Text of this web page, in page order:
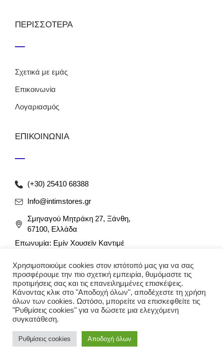
ΠΕΡΙΣΣΟΤΕΡΑ
Σχετικά με εμάς
Επικοινωνία
Λογαριασμός
ΕΠΙΚΟΙΝΩΝΙΑ
(+30) 25410 68388
Info@intimstores.gr
Σμηναγού Μητράκη 27, Ξάνθη,
67100, Ελλάδα
Επωνυμία: Εμίν Χουσεϊν Καντιμέ
Αρ. Γ.Ε.ΜΗ: 012349946000
© 2023 intimstores. Με την επιφύλαξη κάθε νόμιμου
Χρησιμοποιούμε cookies στον ιστότοπό μας για να σας
προσφέρουμε την πιο σχετική εμπειρία, θυμόμαστε τις
προτιμήσεις σας και τις επανειλημμένες επισκέψεις.
Κάνοντας κλικ στο "Αποδοχή όλων", αποδέχεστε τη χρήση
όλων των cookies. Ωστόσο, μπορείτε να επισκεφθείτε τις
"Ρυθμίσεις cookies" για να δώσετε μια ελεγχόμενη
συγκατάθεση.
Ρυθμίσεις cookies Αποδοχή όλων